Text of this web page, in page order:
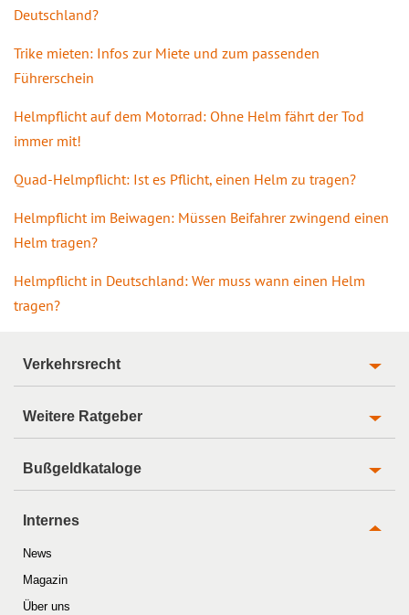
Deutschland?
Trike mieten: Infos zur Miete und zum passenden
Führerschein
Helmpflicht auf dem Motorrad: Ohne Helm fährt der Tod
immer mit!
Quad-Helmpflicht: Ist es Pflicht, einen Helm zu tragen?
Helmpflicht im Beiwagen: Müssen Beifahrer zwingend einen
Helm tragen?
Helmpflicht in Deutschland: Wer muss wann einen Helm
tragen?
Verkehrsrecht
Weitere Ratgeber
Bußgeldkataloge
Internes
News
Magazin
Über uns